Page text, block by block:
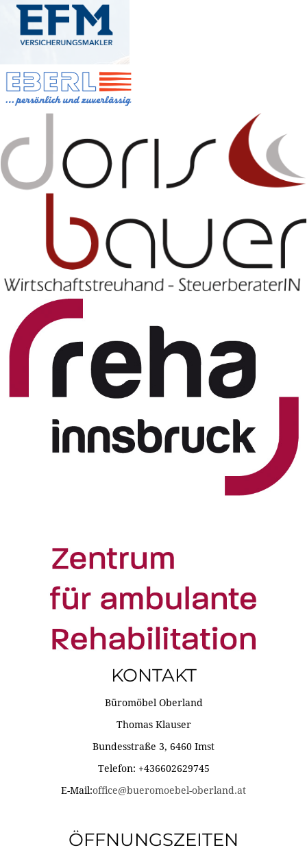
KONTAKT
Büromöbel Oberland
Thomas Klauser
Bundesstraße 3, 6460 Imst
Telefon: +436602629745
E-Mail:office@bueromoebel-oberland.at
ÖFFNUNGSZEITEN